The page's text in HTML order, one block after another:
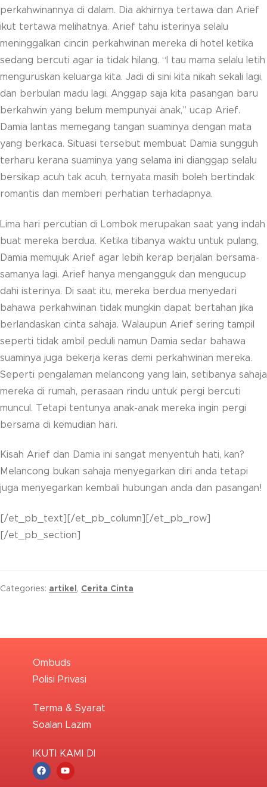
perkahwinannya di dalam. Dia akhirnya tertawa dan Arief
ikut tertawa melihatnya. Arief tahu isterinya selalu
meninggalkan cincin perkahwinan mereka di hotel ketika
sedang bercuti agar ia tidak hilang. “I tau mama selalu letih
menguruskan keluarga kita. Jadi di sini kita nikah sekali lagi,
dan berbulan madu lagi. Anggap saja kita pasangan baru
berkahwin yang belum mempunyai anak,” ucap Arief.
Damia lantas memegang tangan suaminya dengan mata
yang berkaca. Situasi tersebut membuat Damia sungguh
terharu kerana suaminya yang selama ini dianggap selalu
bersikap acuh tak acuh, ternyata masih boleh bertindak
romantis dan memberi perhatian terhadapnya.
Lima hari percutian di Lombok merupakan saat yang indah
buat mereka berdua. Ketika tibanya waktu untuk pulang,
Damia memujuk Arief agar lebih kerap berjalan bersama-
samanya lagi. Arief hanya mengangguk dan mengucup
dahi isterinya. Di saat itu, mereka berdua menyedari
bahawa perkahwinan tidak mungkin dapat bertahan jika
berlandaskan cinta sahaja. Walaupun Arief sering tampil
seperti tidak ambil peduli namun Damia sedar bahawa
suaminya juga bekerja keras demi perkahwinan mereka.
Seperti pengalaman melancong yang lain, setibanya sahaja
mereka di rumah, perasaan rindu untuk pergi bercuti
muncul. Tetapi tentunya anak-anak mereka ingin pergi
bersama di kemudian hari.
Kisah Arief dan Damia ini sangat menyentuh hati, kan?
Melancong bukan sahaja menyegarkan diri anda tetapi
juga menyegarkan kembali hubungan anda dan pasangan!
[/et_pb_text][/et_pb_column][/et_pb_row]
[/et_pb_section]
Categories: artikel , Cerita Cinta
Ombuds
Polisi Privasi
Terma & Syarat
Soalan Lazim
IKUTI KAMI DI